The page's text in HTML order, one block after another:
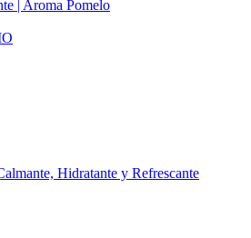
| Aroma Pomelo
Hidratante y Refrescante